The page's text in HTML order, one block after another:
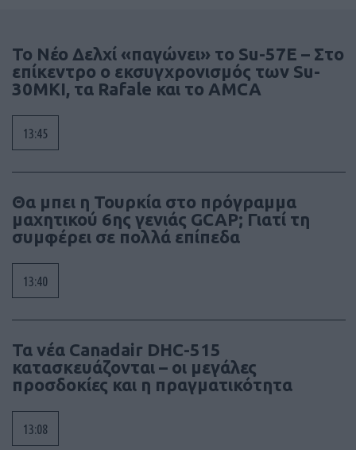
Το Νέο Δελχί «παγώνει» το Su-57E – Στο
επίκεντρο ο εκσυγχρονισμός των Su-
30MKI, τα Rafale και το AMCA
13:45
Θα μπει η Τουρκία στο πρόγραμμα
μαχητικού 6ης γενιάς GCAP; Γιατί τη
συμφέρει σε πολλά επίπεδα
13:40
Τα νέα Canadair DHC-515
κατασκευάζονται – οι μεγάλες
προσδοκίες και η πραγματικότητα
13:08